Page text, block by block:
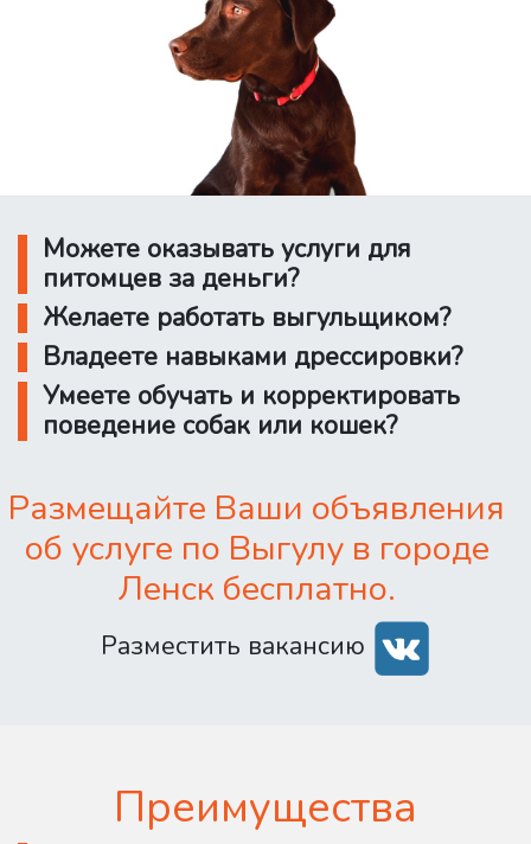
Можете оказывать услуги для
питомцев за деньги?
Желаете работать выгульщиком?
Владеете навыками дрессировки?
Умеете обучать и корректировать
поведение собак или кошек?
Размещайте Ваши объявления
об услуге по Выгулу в городе
Ленск бесплатно.
Разместить вакансию
Преимущества